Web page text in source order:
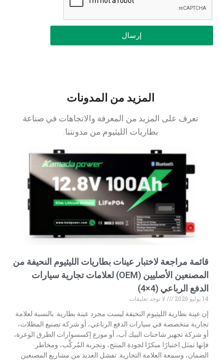
إرسال
المزيد من المدونات
تعرف على المزيد من المعرفة والاتجاهات في صناعة
بطاريات الليثيوم من مدونتنا.
قائمة مراجعة لاختبار عينات بطاريات الليثيوم النحيفة من
المصنعين الأصليين (OEM) لعلامات تجارية سيارات
الدفع الرباعي (4×4)
14 يوليو 2026
لا توجد تعليقات
إن عينة بطارية الليثيوم النحيفة ليست مجرد عينة بطارية. بالنسبة لعلامة
تجارية متخصصة في سيارات الدفع الرباعي، أو شركة تصنيع المظلات،
أو شركة تجهيز شاحنات البيك آب، أو موزع إكسسوارات الطرق الوعرة،
فإنها تمثل اختبارًا مبكرًا لجودة المنتج، وتجربة المُركِّب، ومخاطر
الضمان، وسمعة العلامة التجارية. تفشل العديد من مشاريع المصنعين